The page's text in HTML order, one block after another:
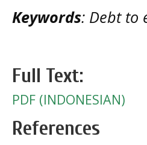
Keywords: Debt to
Full Text:
PDF (INDONESIAN)
References